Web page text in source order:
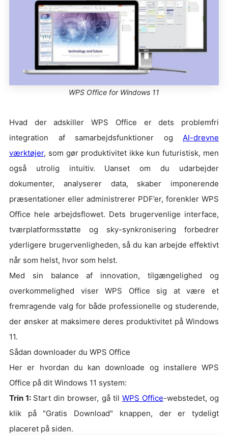
WPS Office for Windows 11
Hvad der adskiller WPS Office er dets problemfri
integration af samarbejdsfunktioner og AI-drevne
værktøjer, som gør produktivitet ikke kun futuristisk, men
også utrolig intuitiv. Uanset om du udarbejder
dokumenter, analyserer data, skaber imponerende
præsentationer eller administrerer PDF’er, forenkler WPS
Office hele arbejdsflowet. Dets brugervenlige interface,
tværplatformsstøtte og sky-synkronisering forbedrer
yderligere brugervenligheden, så du kan arbejde effektivt
når som helst, hvor som helst.
Med sin balance af innovation, tilgængelighed og
overkommelighed viser WPS Office sig at være et
fremragende valg for både professionelle og studerende,
der ønsker at maksimere deres produktivitet på Windows
11.
Sådan downloader du WPS Office
Her er hvordan du kan downloade og installere WPS
Office på dit Windows 11 system:
Trin 1: Start din browser, gå til WPS Office-webstedet, og
klik på "Gratis Download" knappen, der er tydeligt
placeret på siden.